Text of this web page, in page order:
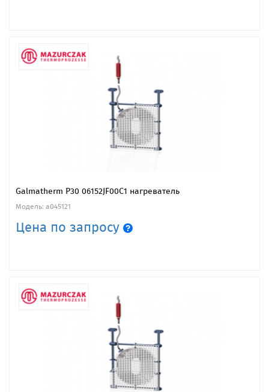
Galmatherm Р30 06152JF00C1 нагреватель
Модель: a045121
Цена по запросу